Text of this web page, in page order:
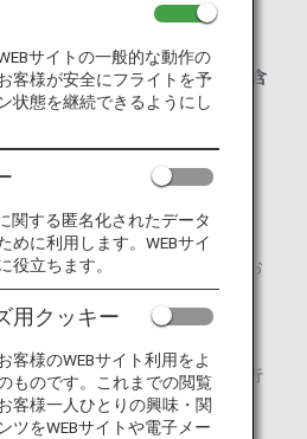
本に入国する外国人(再入国の方を含
の在留資格に該当する活動を行お
へいする方
）の在留資格に該当する活動を行
国の行政機関の長が招へいする」
める方
サイトの一般的な動作の
客様が安全にフライトを予
状態を継続できるようにし
関する匿名化されたデータ
めに利用します。WEBサイ
役立ちます。
用クッキー
客様のWEBサイト利用をよ
ものです。これまでの閲覧
客様一人ひとりの興味・関
ツをWEBサイトや電子メー